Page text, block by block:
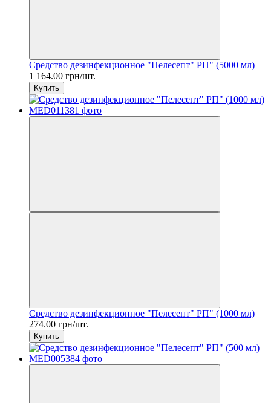
Средство дезинфекционное "Пелесепт" РП" (5000 мл)
1 164.00 грн/шт.
Купить
Средство дезинфекционное "Пелесепт" РП" (1000 мл)
274.00 грн/шт.
Купить